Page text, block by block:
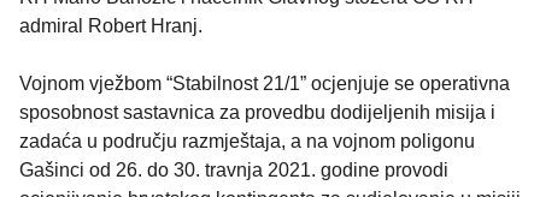
admiral Robert Hranj.
Vojnom vježbom “Stabilnost 21/1” ocjenjuje se operativna
sposobnost sastavnica za provedbu dodijeljenih misija i
zadaća u području razmještaja, a na vojnom poligonu
Gašinci od 26. do 30. travnja 2021. godine provodi